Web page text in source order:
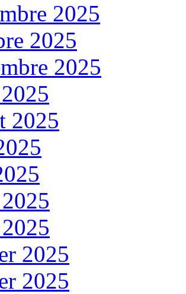
2025
2025
2025
2025
2025
2025